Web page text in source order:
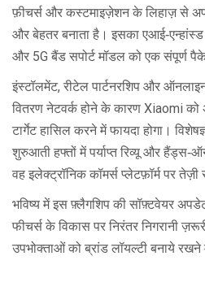
फ़ीचर्स और कस्टमाइज़ेशन के लिहाज़ से
और बेहतर बनाता है। इसका एआई‑एन्हांस्ड
और 5G बैंड सपोर्ट मॉडल को एक संपूर्ण
इंस्टॉलमेंट, रीटेल पार्टनरशिप और
वितरण नेटवर्क होने के कारण Xiaomi को
टार्गेट हासिल करने में फायदा होगा।
शुरुआती हफ्तों में पर्याप्त रिव्यू और
वह इलेक्ट्रॉनिक कॉमर्स प्लेटफ़ॉर्म पर
भविष्य में इस फ़्लैगशिप की सॉफ़्टवेयर
फीचर्स के विकास पर निरंतर निगरानी
उपभोक्ताओं को ब्रांड लॉयल्टी बनाये रखने